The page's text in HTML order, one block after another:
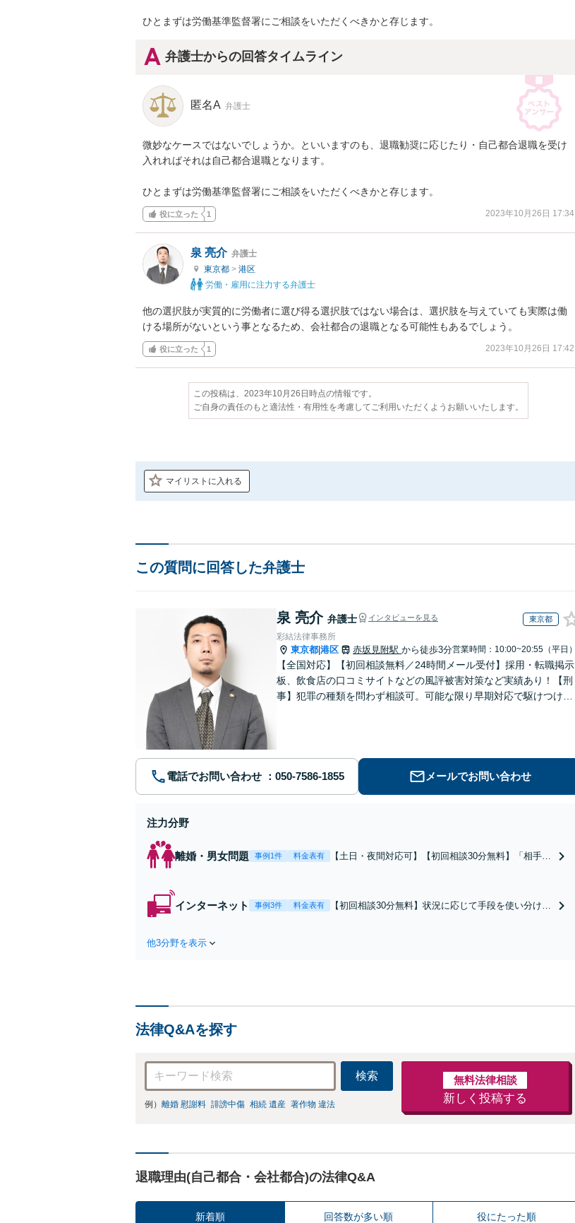
ひとまずは労働基準監督署にご相談をいただくべきかと存じます。
弁護士からの回答タイムライン
匿名A 弁護士
微妙なケースではないでしょうか。といいますのも、退職勧奨に応じたり・自己都合退職を受け
入れればそれは自己都合退職となります。
ひとまずは労働基準監督署にご相談をいただくべきかと存じます。
役に立った 1 2023年10月26日 17:34
泉 亮介 弁護士
東京都 > 港区
労働・雇用に注力する弁護士
他の選択肢が実質的に労働者に選び得る選択肢ではない場合は、選択肢を与えていても実際は働
ける場所がないという事となるため、会社都合の退職となる可能性もあるでしょう。
役に立った 1 2023年10月26日 17:42
この投稿は、2023年10月26日時点の情報です。
ご自身の責任のもと適法性・有用性を考慮してご利用いただくようお願いいたします。
マイリストに入れる
この質問に回答した弁護士
泉 亮介 弁護士 インタビューを見る 東京都
彩結法律事務所
東京都 港区 赤坂見附駅 から徒歩3分営業時間：10:00~20:55（平日）
【全国対応】【初回相談無料／24時間メール受付】採用・転職掲示
板、飲食店の口コミサイトなどの風評被害対策など実績あり！【刑
事】犯罪の種類を問わず相談可。可能な限り早期対応で駆けつけサ
電話でお問い合わせ メールでお問い合わせ
注力分野
離婚・男女問題 事例1件 料金表有
【土日・夜間対応可】【初回相談30分無料】「相手方
金額アップ／減額交渉も対応可」【完全個室対応】
インターネット 事例3件 料金表有
【初回相談30分無料】状況に応じて手段を使い分け、
他3分野を表示
法律Q&Aを探す
検索
例） 離婚 慰謝料 誹謗中傷 相続 遺産 著作物 違法
無料法律相談
新しく投稿する
退職理由(自己都合・会社都合)の法律Q&A
新着順 回答数が多い順 役にたった順